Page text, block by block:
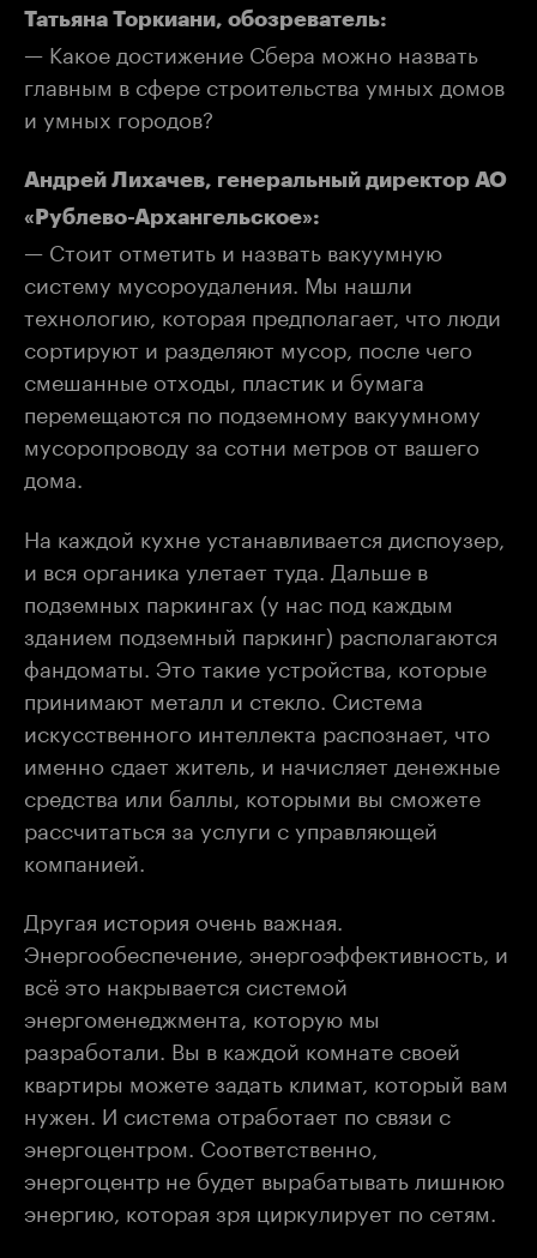
Татьяна Торкиани, обозреватель:
— Какое достижение Сбера можно назвать
главным в сфере строительства умных домов
и умных городов?
Андрей Лихачев, генеральный директор АО
«Рублево-Архангельское»:
— Стоит отметить и назвать вакуумную
систему мусороудаления. Мы нашли
технологию, которая предполагает, что люди
сортируют и разделяют мусор, после чего
смешанные отходы, пластик и бумага
перемещаются по подземному вакуумному
мусоропроводу за сотни метров от вашего
дома.
На каждой кухне устанавливается диспоузер,
и вся органика улетает туда. Дальше в
подземных паркингах (у нас под каждым
зданием подземный паркинг) располагаются
фандоматы. Это такие устройства, которые
принимают металл и стекло. Система
искусственного интеллекта распознает, что
именно сдает житель, и начисляет денежные
средства или баллы, которыми вы сможете
рассчитаться за услуги с управляющей
компанией.
Другая история очень важная.
Энергообеспечение, энергоэффективность, и
всё это накрывается системой
энергоменеджмента, которую мы
разработали. Вы в каждой комнате своей
квартиры можете задать климат, который вам
нужен. И система отработает по связи с
энергоцентром. Соответственно,
энергоцентр не будет вырабатывать лишнюю
энергию, которая зря циркулирует по сетям.